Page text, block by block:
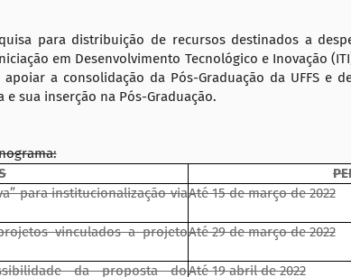
para distribuição de recursos destinados a
em Desenvolvimento Tecnológico e Inovação
a consolidação da Pós-Graduação da UFFS e
sua inserção na Pós-Graduação.
para institucionalização viaAté 15 de março de 2022
vinculados a projetoAté 29 de março de 2022
da proposta doAté 19 abril de 2022